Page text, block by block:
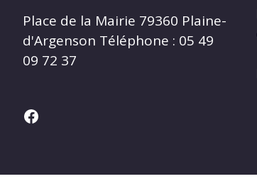
Place de la Mairie 79360 Plaine-
d'Argenson Téléphone : 05 49
09 72 37
Facebook